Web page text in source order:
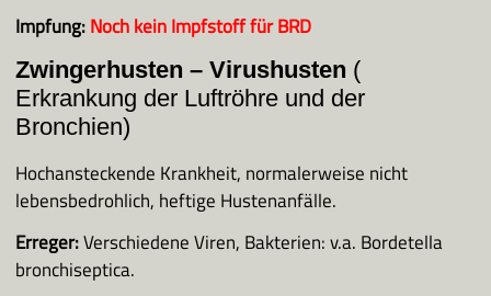
Impfung:Noch kein Impfstoff für BRD
Zwingerhusten – Virushusten (
Erkrankung der Luftröhre und der
Bronchien)
Hochansteckende Krankheit, normalerweise nicht
lebensbedrohlich, heftige Hustenanfälle.
Erreger:Verschiedene Viren, Bakterien: v.a. Bordetella
bronchiseptica.